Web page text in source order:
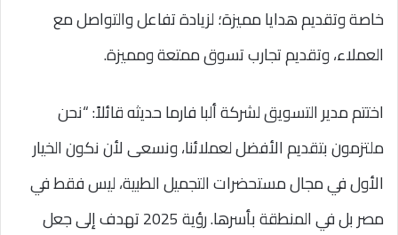
خاصة وتقديم هدايا مميزة؛ لزيادة تفاعل والتواصل مع
العملاء، وتقديم تجارب تسوق ممتعة ومميزة.
اختتم مدير التسويق لشركة ألبا فارما حديثه قائلاً: “نحن
ملتزمون بتقديم الأفضل لعملائنا، ونسعى لأن نكون الخيار
الأول في مجال مستحضرات التجميل الطبية، ليس فقط في
مصر بل في المنطقة بأسرها. رؤية 2025 تهدف إلى جعل